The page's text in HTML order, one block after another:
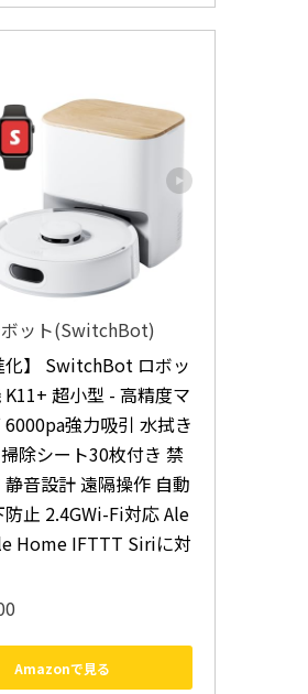
ット(SwitchBot)
化】 SwitchBot ロボッ
K11+ 超小型 - 高精度マ
6000pa強力吸引 水拭き
除シート30枚付き 禁
音設計 遠隔操作 自動
防止 2.4GWi-Fi対応 Ale
Home IFTTT Siriに対
Amazonで見る